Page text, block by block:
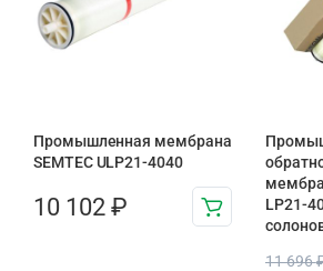
Промышленная мембрана
SEMTEC ULP21-4040
10 102 ₽
LP21-
11 696